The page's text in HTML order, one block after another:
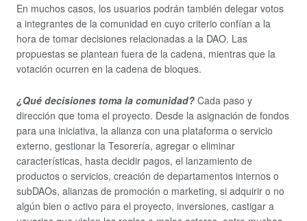
En muchos casos, los usuarios podrán también delegar votos
a integrantes de la comunidad en cuyo criterio confían a la
hora de tomar decisiones relacionadas a la DAO. Las
propuestas se plantean fuera de la cadena, mientras que la
votación ocurren en la cadena de bloques.
¿Qué decisiones toma la comunidad? Cada paso y
dirección que toma el proyecto. Desde la asignación de fondos
para una iniciativa, la alianza con una plataforma o servicio
externo, gestionar la Tesorería, agregar o eliminar
características, hasta decidir pagos, el lanzamiento de
productos o servicios, creación de departamentos internos o
subDAOs, alianzas de promoción o marketing, si adquirir o no
algún bien o activo para el proyecto, inversiones, castigar a